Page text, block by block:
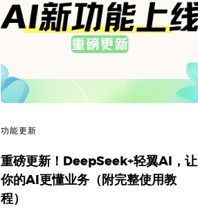
功能更新
重磅更新！DeepSeek+轻翼AI，让
你的AI更懂业务（附完整使用教
程）